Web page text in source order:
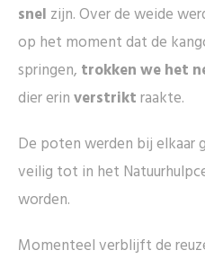
snel zijn. Over de weide
op het moment dat de
springen, trokken we het
dier erinverstriktraakte.
De poten werden bij elkaar
veilig tot in het
worden.
Momenteel verblijft de